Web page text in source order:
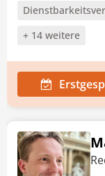
+ 14 weitere